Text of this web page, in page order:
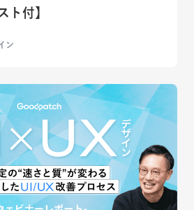
ト付】
ン